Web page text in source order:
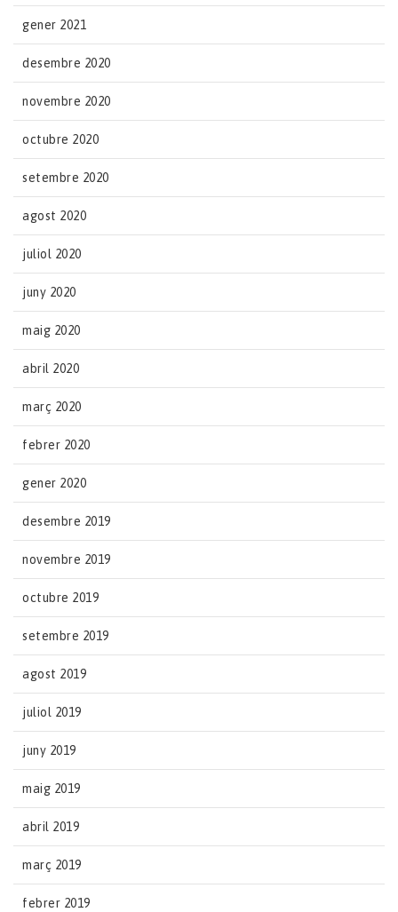
gener 2021
desembre 2020
novembre 2020
octubre 2020
setembre 2020
agost 2020
juliol 2020
juny 2020
maig 2020
abril 2020
març 2020
febrer 2020
gener 2020
desembre 2019
novembre 2019
octubre 2019
setembre 2019
agost 2019
juliol 2019
juny 2019
maig 2019
abril 2019
març 2019
febrer 2019